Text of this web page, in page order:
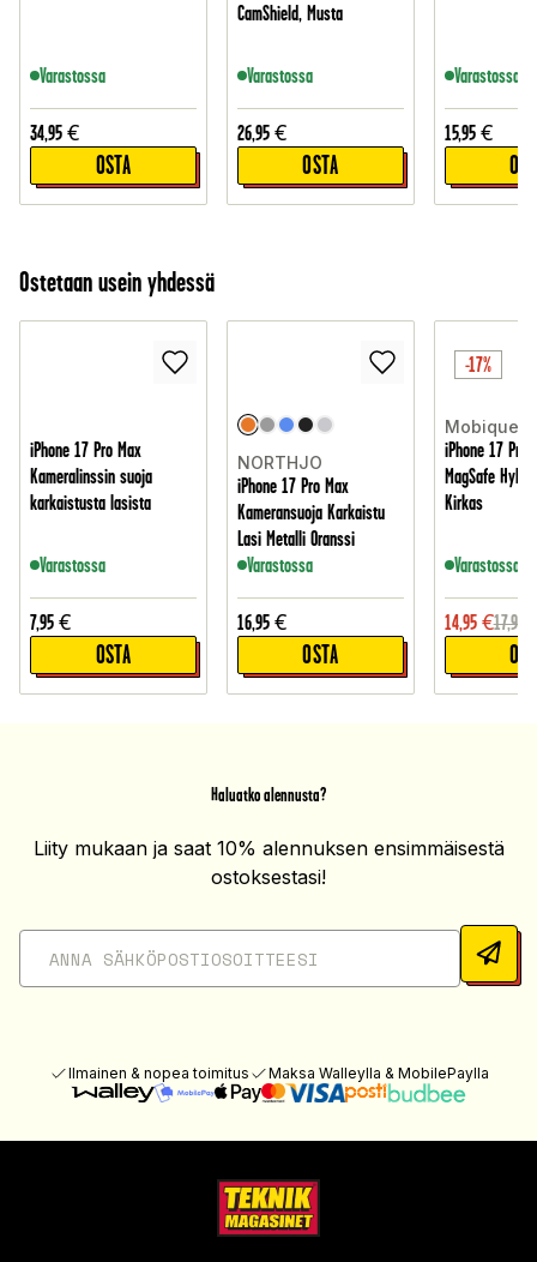
Varastossa
34,95 €
OSTA
CamShield, Musta
Varastossa
26,95 €
OSTA
Varastossa
15,95 €
Ostetaan usein yhdessä
iPhone 17 Pro Max
Kameralinssin suoja
karkaistusta lasista
Varastossa
7,95 €
OSTA
NORTHJO
iPhone 17 Pro Max
Kameransuoja Karkaistu
Lasi Metalli Oranssi
Varastossa
16,95 €
OSTA
-17%
Mobique
iPhone 17 Pro
MagSafe
Kirkas
Varastossa
14,95 €17,95
Haluatko alennusta?
Liity mukaan ja saat 10% alennuksen ensimmäisestä
ostoksestasi!
Ilmainen & nopea toimitus Maksa Walleylla & MobilePaylla